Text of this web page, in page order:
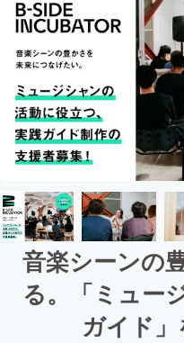
音楽シーンの
る。「ミュー
ガイド」